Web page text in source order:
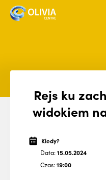
Rejs ku
widokiem
Kiedy?
Data:15.05.2024
Czas:19:00